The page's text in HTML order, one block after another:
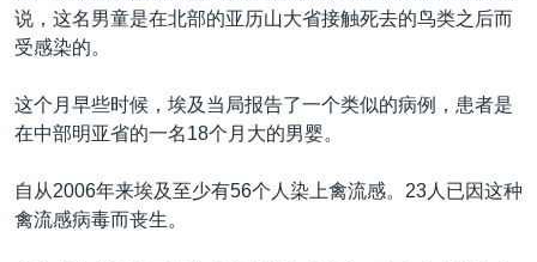
转
到
航
最新国际新闻
印太
中东
欧洲
非洲
美洲
分类新闻
经济·金融·贸易
人权·法律·宗教
科教·文娱·体健
军事
劳工
美中关系
热点专题
白宫要闻
国会报道
美中关系
VOA视频
VOA今日焦点
中文广播
说，这名男童是在北部的亚历山大省接触死去的鸟类之后而
受感染的。
这个月早些时候，埃及当局报告了一个类似的病例，患者是
在中部明亚省的一名18个月大的男婴。
自从2006年来埃及至少有56个人染上禽流感。23人已因这种
禽流感病毒而丧生。